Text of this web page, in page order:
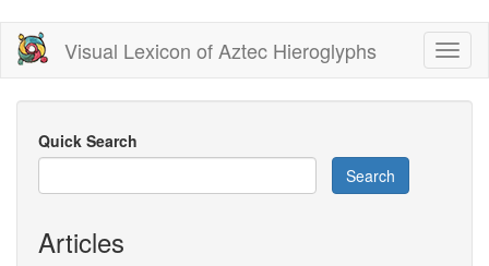
Skip
main
content
Visual Lexicon of Aztec Hieroglyphs
Quick Search
Search
Articles